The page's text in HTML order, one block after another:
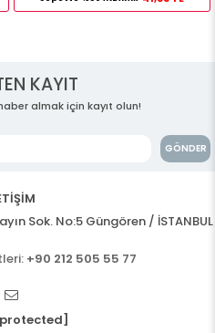
KAYIT
almak için kayıt olun!
GÖNDER
Sok. No:5 Güngören / İSTANBUL
+90 212 505 55 77